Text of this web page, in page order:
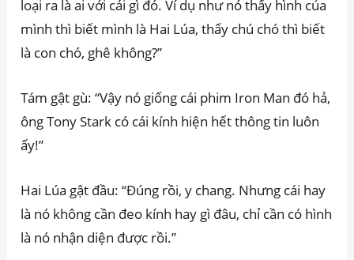
loại ra là ai với cái gì đó. Ví dụ như nó thấy hình của
mình thì biết mình là Hai Lúa, thấy chú chó thì biết
là con chó, ghê không?”
Tám gật gù: “Vậy nó giống cái phim Iron Man đó hả,
ông Tony Stark có cái kính hiện hết thông tin luôn
ấy!”
Hai Lúa gật đầu: “Đúng rồi, y chang. Nhưng cái hay
là nó không cần đeo kính hay gì đâu, chỉ cần có hình
là nó nhận diện được rồi.”